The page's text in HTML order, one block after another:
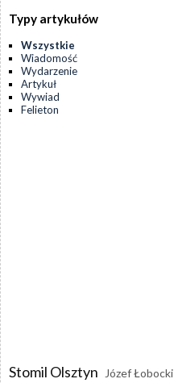
Typy artykułów
Wszystkie
Wiadomość
Wydarzenie
Artykuł
Wywiad
Felieton
Stomil Olsztyn Józef Łobocki